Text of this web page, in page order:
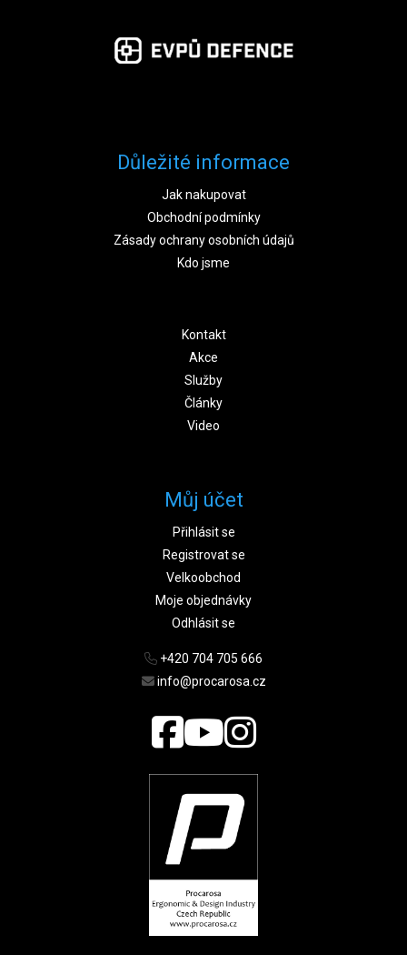
Důležité informace
Jak nakupovat
Obchodní podmínky
Zásady ochrany osobních údajů
Kdo jsme
Kontakt
Akce
Služby
Články
Video
Můj účet
Přihlásit se
Registrovat se
Velkoobchod
Moje objednávky
Odhlásit se
+420 704 705 666
info@procarosa.cz